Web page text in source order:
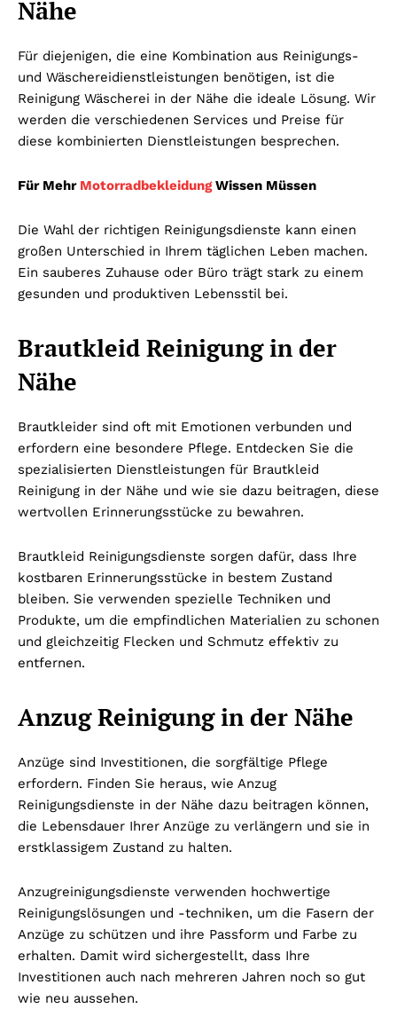
Nähe
Für diejenigen, die eine Kombination aus Reinigungs-
und Wäschereidienstleistungen benötigen, ist die
Reinigung Wäscherei in der Nähe die ideale Lösung. Wir
werden die verschiedenen Services und Preise für
diese kombinierten Dienstleistungen besprechen.
Für Mehr MotorradbekleidungWissen Müssen
Die Wahl der richtigen Reinigungsdienste kann einen
großen Unterschied in Ihrem täglichen Leben machen.
Ein sauberes Zuhause oder Büro trägt stark zu einem
gesunden und produktiven Lebensstil bei.
Brautkleid Reinigung in der
Nähe
Brautkleider sind oft mit Emotionen verbunden und
erfordern eine besondere Pflege. Entdecken Sie die
spezialisierten Dienstleistungen für Brautkleid
Reinigung in der Nähe und wie sie dazu beitragen, diese
wertvollen Erinnerungsstücke zu bewahren.
Brautkleid Reinigungsdienste sorgen dafür, dass Ihre
kostbaren Erinnerungsstücke in bestem Zustand
bleiben. Sie verwenden spezielle Techniken und
Produkte, um die empfindlichen Materialien zu schonen
und gleichzeitig Flecken und Schmutz effektiv zu
entfernen.
Anzug Reinigung in der Nähe
Anzüge sind Investitionen, die sorgfältige Pflege
erfordern. Finden Sie heraus, wie Anzug
Reinigungsdienste in der Nähe dazu beitragen können,
die Lebensdauer Ihrer Anzüge zu verlängern und sie in
erstklassigem Zustand zu halten.
Anzugreinigungsdienste verwenden hochwertige
Reinigungslösungen und -techniken, um die Fasern der
Anzüge zu schützen und ihre Passform und Farbe zu
erhalten. Damit wird sichergestellt, dass Ihre
Investitionen auch nach mehreren Jahren noch so gut
wie neu aussehen.